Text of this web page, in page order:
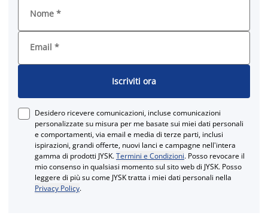
Nome *
Email *
Iscriviti ora
Desidero ricevere comunicazioni, incluse comunicazioni
personalizzate su misura per me basate sui miei dati personali
e comportamenti, via email e media di terze parti, inclusi
ispirazioni, grandi offerte, nuovi lanci e campagne nell'intera
gamma di prodotti JYSK.Termini e Condizioni. Posso revocare il
mio consenso in qualsiasi momento sul sito web di JYSK. Posso
leggere di più su come JYSK tratta i miei dati personali nella
Privacy Policy.